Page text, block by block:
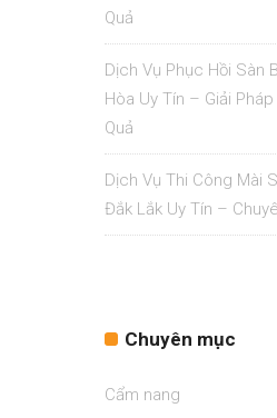
Quả
Dịch Vụ Phục Hồi Sàn
Hòa Uy Tín – Giải
Quả
Dịch Vụ Thi Công Mài
Đắk Lắk Uy Tín –
Chuyên mục
Cẩm nang